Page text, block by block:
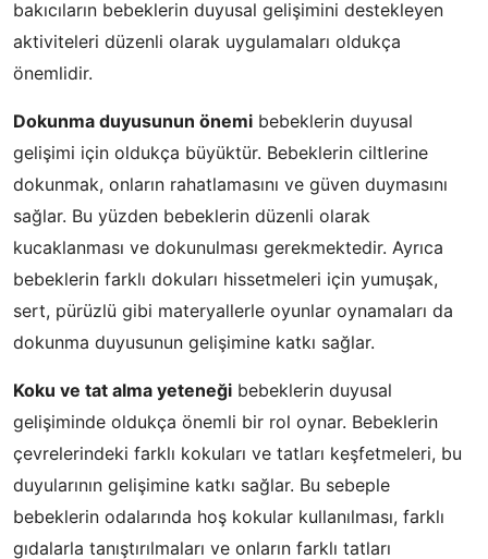
bakıcıların bebeklerin duyusal gelişimini destekleyen
aktiviteleri düzenli olarak uygulamaları oldukça
önemlidir.
Dokunma duyusunun önemi bebeklerin duyusal
gelişimi için oldukça büyüktür. Bebeklerin ciltlerine
dokunmak, onların rahatlamasını ve güven duymasını
sağlar. Bu yüzden bebeklerin düzenli olarak
kucaklanması ve dokunulması gerekmektedir. Ayrıca
bebeklerin farklı dokuları hissetmeleri için yumuşak,
sert, pürüzlü gibi materyallerle oyunlar oynamaları da
dokunma duyusunun gelişimine katkı sağlar.
Koku ve tat alma yeteneği bebeklerin duyusal
gelişiminde oldukça önemli bir rol oynar. Bebeklerin
çevrelerindeki farklı kokuları ve tatları keşfetmeleri, bu
duyularının gelişimine katkı sağlar. Bu sebeple
bebeklerin odalarında hoş kokular kullanılması, farklı
gıdalarla tanıştırılmaları ve onların farklı tatları